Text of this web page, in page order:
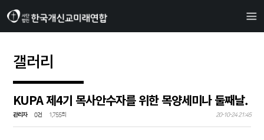
갤러리
KUPA 제4기 목사안수자를 위한 목양세미나 둘째날.
관리자 0건 1,755회 20-10-24 21:45